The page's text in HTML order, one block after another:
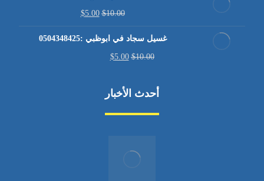
$10.00
$5.00
غسيل سجاد في ابوظبي :0504348425
$10.00
$5.00
أحدث الأخبار